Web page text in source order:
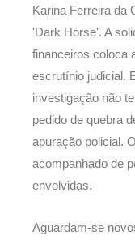
Karina Ferreira da
'Dark Horse'. A
financeiros coloca
escrutínio judicial.
investigação não
pedido de quebra
apuração policial.
acompanhado de
envolvidas.
Aguardam-se